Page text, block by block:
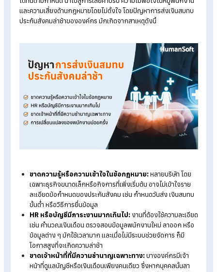
สิทธิประกันสังคมของแรงงานต่างด้าว ครอบคลุมสิทธิด้านใด
บ้าง?
ปัญหาการส่งเงินสมทบประกัน
สังคมล่าช้าขององค์กร
หลายองค์กรยังคงประสบปัญหาในการจัดการและส่งเงินสมทบ
ประกันสังคมล่าช้า ไม่ว่าจะเกิดจากภาระงานที่มากเกินไป หรือข้อผิ
พลาดจากการคำนวณของบุคลากร ส่งผลให้ไม่สามารถส่งเงินสม
นำไปสู่การเสียค่าปรับความไม่พอใจในหมู่พนักง
และความเสี่ยงด้านกฎหมายโดยไม่ตั้งใจ โดยปัญหาการส่งเงินสม